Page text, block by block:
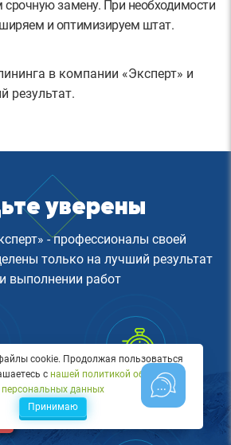
срочную замену. При необходимости
и оптимизируем штат.
в компании «Эксперт» и
результат.
уверены
- профессионалы своей
только на лучший результат
выполнении работ
Удобство
Выполняем работу в
удобное для Вас время
cookie. Продолжая пользоваться
с нашей политикой обработки
персональных данных
Принимаю